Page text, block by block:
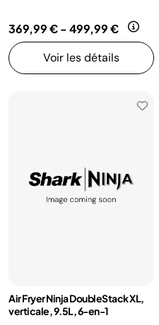
369,99 €-499,99 €
Voir les détails
Air Fryer Ninja DoubleStack XL,
verticale, 9.5L, 6-en-1